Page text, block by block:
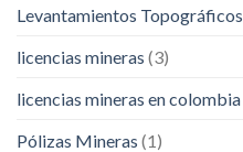
Levantamientos Topográficos
licencias mineras (3)
licencias mineras en colombia
Pólizas Mineras (1)